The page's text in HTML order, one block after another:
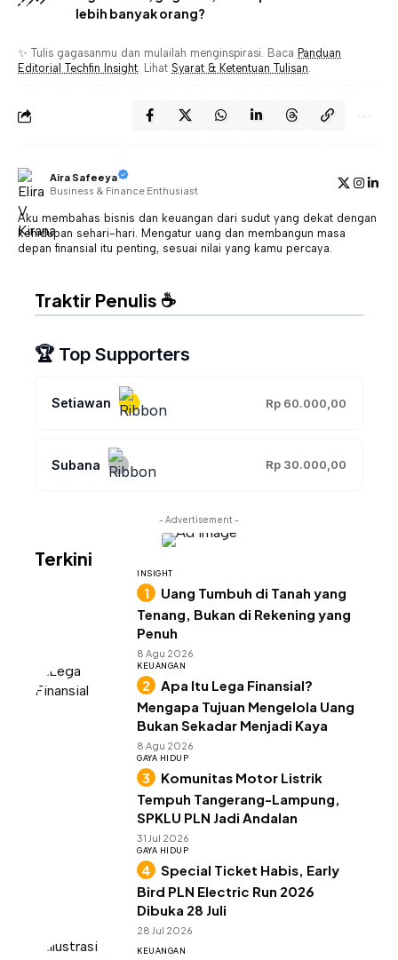
lebih banyak orang?
✨ Tulis gagasanmu dan mulailah menginspirasi. Baca Panduan
Editorial Techfin Insight. Lihat Syarat & Ketentuan Tulisan.
Aira Safeeya
Business & Finance Enthusiast
Aku membahas bisnis dan keuangan dari sudut yang dekat dengan
kehidupan sehari-hari. Mengatur uang dan membangun masa
depan finansial itu penting, sesuai nilai yang kamu percaya.
Traktir Penulis ☕
🏆 Top Supporters
Setiawan Rp 60.000,00
Subana Rp 30.000,00
- Advertisement -
Terkini
INSIGHT
Uang Tumbuh di Tanah yang
Tenang, Bukan di Rekening yang
Penuh
8 Agu 2026
KEUANGAN
Apa Itu Lega Finansial?
Mengapa Tujuan Mengelola Uang
Bukan Sekadar Menjadi Kaya
8 Agu 2026
GAYA HIDUP
Komunitas Motor Listrik
Tempuh Tangerang-Lampung,
SPKLU PLN Jadi Andalan
31 Jul 2026
GAYA HIDUP
Special Ticket Habis, Early
Bird PLN Electric Run 2026
Dibuka 28 Juli
28 Jul 2026
KEUANGAN